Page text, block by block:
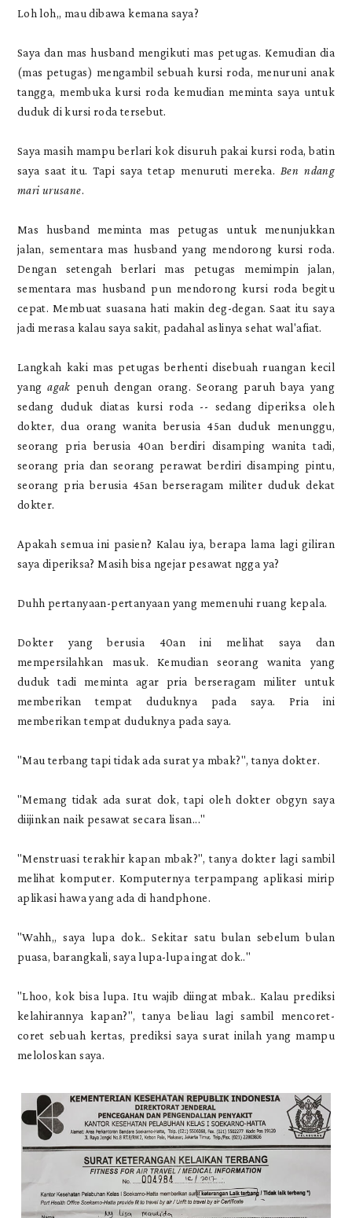
Loh loh,, mau dibawa kemana saya?
Saya dan mas husband mengikuti mas petugas. Kemudian dia
(mas petugas) mengambil sebuah kursi roda, menuruni anak
tangga, membuka kursi roda kemudian meminta saya untuk
duduk di kursi roda tersebut.
Saya masih mampu berlari kok disuruh pakai kursi roda, batin
saya saat itu. Tapi saya tetap menuruti mereka. Ben ndang
mari urusane.
Mas husband meminta mas petugas untuk menunjukkan
jalan, sementara mas husband yang mendorong kursi roda.
Dengan setengah berlari mas petugas memimpin jalan,
sementara mas husband pun mendorong kursi roda begitu
cepat. Membuat suasana hati makin deg-degan. Saat itu saya
jadi merasa kalau saya sakit, padahal aslinya sehat wal'afiat.
Langkah kaki mas petugas berhenti disebuah ruangan kecil
yangagak penuh dengan orang. Seorang paruh baya yang
sedang duduk diatas kursi roda -- sedang diperiksa oleh
dokter, dua orang wanita berusia 45an duduk menunggu,
seorang pria berusia 40an berdiri disamping wanita tadi,
seorang pria dan seorang perawat berdiri disamping pintu,
seorang pria berusia 45an berseragam militer duduk dekat
dokter.
Apakah semua ini pasien? Kalau iya, berapa lama lagi giliran
saya diperiksa? Masih bisa ngejar pesawat ngga ya?
Duhh pertanyaan-pertanyaan yang memenuhi ruang kepala.
Dokter yang berusia 40an ini melihat saya dan
mempersilahkan masuk. Kemudian seorang wanita yang
duduk tadi meminta agar pria berseragam militer untuk
memberikan tempat duduknya pada saya. Pria ini
memberikan tempat duduknya pada saya.
"Mau terbang tapi tidak ada surat ya mbak?", tanya dokter.
"Memang tidak ada surat dok, tapi oleh dokter obgyn saya
diijinkan naik pesawat secara lisan..."
"Menstruasi terakhir kapan mbak?", tanya dokter lagi sambil
melihat komputer. Komputernya terpampang aplikasi mirip
aplikasi hawa yang ada di handphone.
"Wahh,, saya lupa dok.. Sekitar satu bulan sebelum bulan
puasa, barangkali, saya lupa-lupa ingat dok.."
"Lhoo, kok bisa lupa. Itu wajib diingat mbak.. Kalau prediksi
kelahirannya kapan?", tanya beliau lagi sambil mencoret-
coret sebuah kertas, prediksi saya surat inilah yang mampu
meloloskan saya.